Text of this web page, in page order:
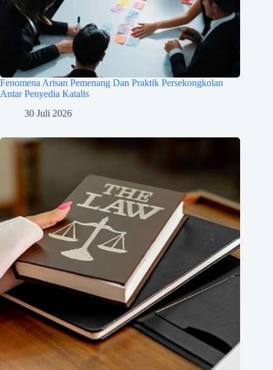
Fenomena Arisan Pemenang Dan Praktik Persekongkolan
Antar Penyedia Katalis
30 Juli 2026